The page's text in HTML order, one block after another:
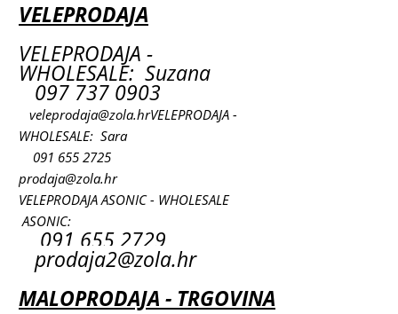
VELEPRODAJA
VELEPRODAJA -
WHOLESALE: Suzana
097 737 0903
veleprodaja@zola.hrVELEPRODAJA -
WHOLESALE: Sara
091 655 2725
prodaja@zola.hr
VELEPRODAJA ASONIC - WHOLESALE
ASONIC:
091 655 2729
prodaja2@zola.hr
MALOPRODAJA - TRGOVINA